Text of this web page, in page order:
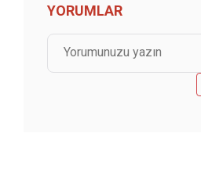
YORUMLAR